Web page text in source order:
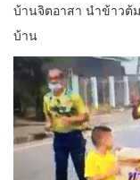
บ้านจิตอาสา นำข้าวต้
บ้าน